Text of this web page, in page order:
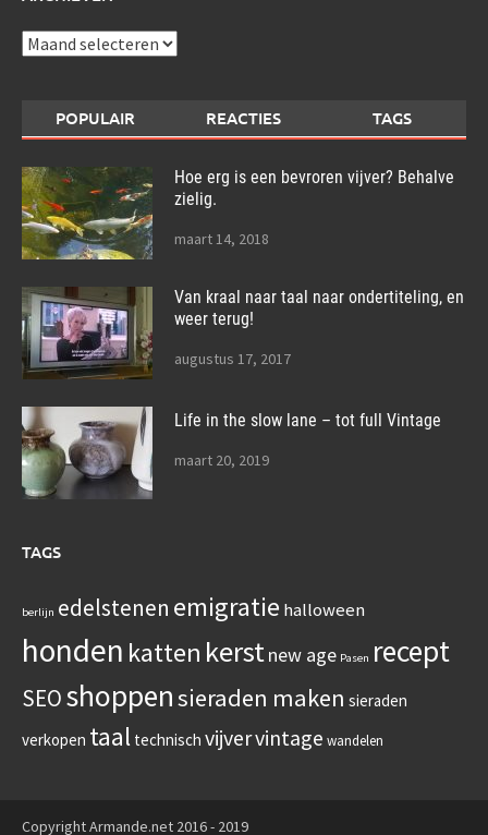
Archieven
POPULAIR REACTIES TAGS
Hoe erg is een bevroren vijver? Behalve
zielig.
maart 14, 2018
Van kraal naar taal naar ondertiteling, en
weer terug!
augustus 17, 2017
Life in the slow lane – tot full Vintage
maart 20, 2019
TAGS
berlijn edelstenen emigratie halloween
honden katten kerstnew age Pasen recept
SEOshoppensieraden maken sieraden
verkopen taal technisch vijvervintage wandelen
Copyright Armande.net 2016 - 2019